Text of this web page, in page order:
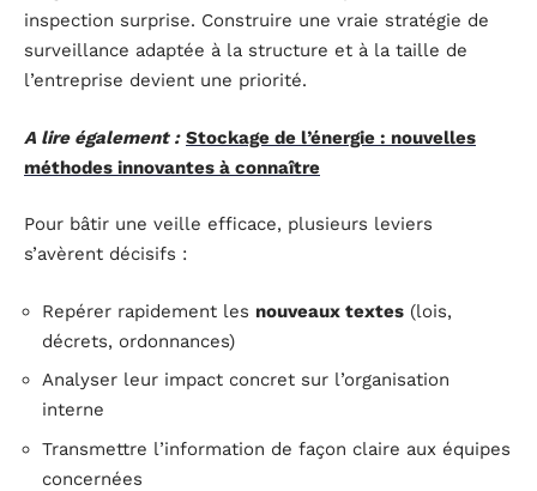
inspection surprise. Construire une vraie stratégie de
surveillance adaptée à la structure et à la taille de
l’entreprise devient une priorité.
A lire également : Stockage de l’énergie : nouvelles
méthodes innovantes à connaître
Pour bâtir une veille efficace, plusieurs leviers
s’avèrent décisifs :
Repérer rapidement les nouveaux textes (lois,
décrets, ordonnances)
Analyser leur impact concret sur l’organisation
interne
Transmettre l’information de façon claire aux équipes
concernées